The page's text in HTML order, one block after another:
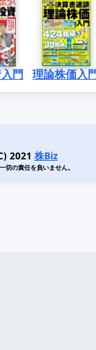
門 理論株価入
2021 株Biz
の責任を負いません。